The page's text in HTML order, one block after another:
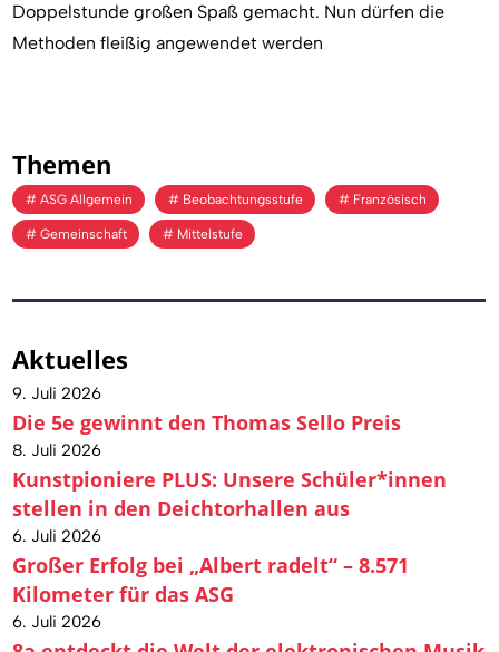
Doppelstunde großen Spaß gemacht. Nun dürfen die
Methoden fleißig angewendet werden
Themen
ASG Allgemein Beobachtungsstufe Französisch
Gemeinschaft Mittelstufe
Aktuelles
9. Juli 2026
Die 5e gewinnt den Thomas Sello Preis
8. Juli 2026
Kunstpioniere PLUS: Unsere Schüler*innen
stellen in den Deichtorhallen aus
6. Juli 2026
Großer Erfolg bei „Albert radelt“ – 8.571
Kilometer für das ASG
6. Juli 2026